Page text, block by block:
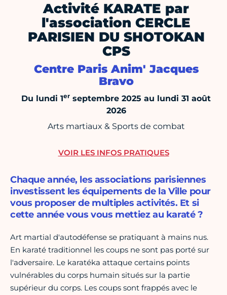
Activité KARATE par
l'association CERCLE
PARISIEN DU SHOTOKAN
CPS
Centre Paris Anim' Jacques
Bravo
Du lundi 1er septembre 2025 au lundi 31 août
2026
Arts martiaux & Sports de combat
Chaque année, les associations parisiennes
investissent les équipements de la Ville pour
vous proposer de multiples activités. Et si
cette année vous vous mettiez au karaté ?
Art martial d'autodéfense se pratiquant à mains nus.
En karaté traditionnel les coups ne sont pas porté sur
l'adversaire. Le karatéka attaque certains points
vulnérables du corps humain situés sur la partie
supérieur du corps. Les coups sont frappés avec le
VOIR LES INFOS PRATIQUES